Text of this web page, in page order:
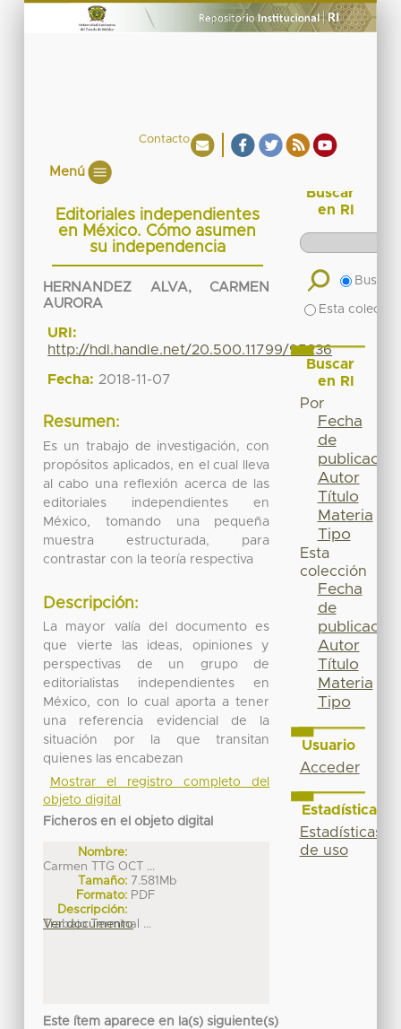
Contacto
Menú
Editoriales independientes
en México. Cómo asumen
su independencia
HERNANDEZ ALVA, CARMEN
AURORA
URI:
http://hdl.handle.net/20.500.11799/95236
Fecha: 2018-11-07
Resumen:
Es un trabajo de investigación, con
propósitos aplicados, en el cual lleva
al cabo una reflexión acerca de las
editoriales independientes en
México, tomando una pequeña
muestra estructurada, para
contrastar con la teoría respectiva
Descripción:
La mayor valía del documento es
que vierte las ideas, opiniones y
perspectivas de un grupo de
editorialistas independientes en
México, con lo cual aporta a tener
una referencia evidencial de la
situación por la que transitan
quienes las encabezan
Mostrar el registro completo del
objeto digital
Ficheros en el objeto digital
Nombre:
Carmen TTG OCT ...
Tamaño: 7.581Mb
Formato: PDF
Descripción:
Trabajo Terminal ...
Ver documento
Este ítem aparece en la(s) siguiente(s)
Buscar
en RI
Buscar
Esta
Buscar
en RI
Por
Fecha
de
publicación
Autor
Título
Materia
Tipo
Esta
colección
Fecha
de
publicación
Autor
Título
Materia
Tipo
Usuario
Acceder
Estadísticas
Estadísticas
de uso